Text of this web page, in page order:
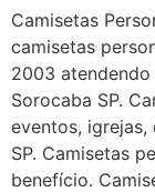
Camisetas
camisetas
2003
Sorocaba SP.
eventos, igrejas,
SP. Camisetas
benefício.